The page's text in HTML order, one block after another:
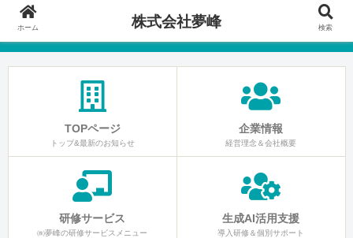
TOPページ
トップ&最新のお知らせ
企業情報
経営理念＆会社概要
研修サービス
㈱夢峰の研修サービスメニュー
生成AI活用支援
導入研修＆個別サポート
ホーム 株式会社夢峰 検索